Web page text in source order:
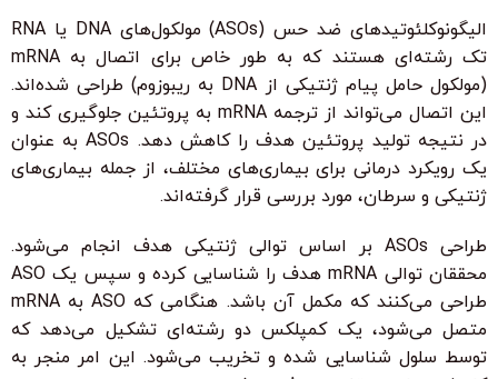
الیگونوکلئوتیدهای ضد حس (ASOs) مولکول‌های DNA یا RNA
تک رشته‌ای هستند که به طور خاص برای اتصال به mRNA
(مولکول حامل پیام ژنتیکی از DNA به ریبوزوم) طراحی شده‌اند.
این اتصال می‌تواند از ترجمه mRNA به پروتئین جلوگیری کند و
در نتیجه تولید پروتئین هدف را کاهش دهد. ASOs به عنوان
یک رویکرد درمانی برای بیماری‌های مختلف، از جمله بیماری‌های
ژنتیکی و سرطان، مورد بررسی قرار گرفته‌اند.
طراحی ASOs بر اساس توالی ژنتیکی هدف انجام می‌شود.
محققان توالی mRNA هدف را شناسایی کرده و سپس یک ASO
طراحی می‌کنند که مکمل آن باشد. هنگامی که ASO به mRNA
متصل می‌شود، یک کمپلکس دو رشته‌ای تشکیل می‌دهد که
توسط سلول شناسایی شده و تخریب می‌شود. این امر منجر به